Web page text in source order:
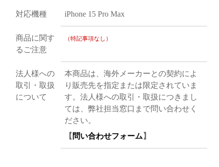
対応機種 iPhone 15 Pro Max
商品に関す
るご注意
（特記事項なし）
法人様への
取引・取扱
について
本商品は、海外メーカーとの契約によ
り販売先を指定または限定されていま
す。法人様への取引・取扱につきまし
ては、弊社担当窓口まで問い合わせく
ださい。
【 問い合わせフォーム 】